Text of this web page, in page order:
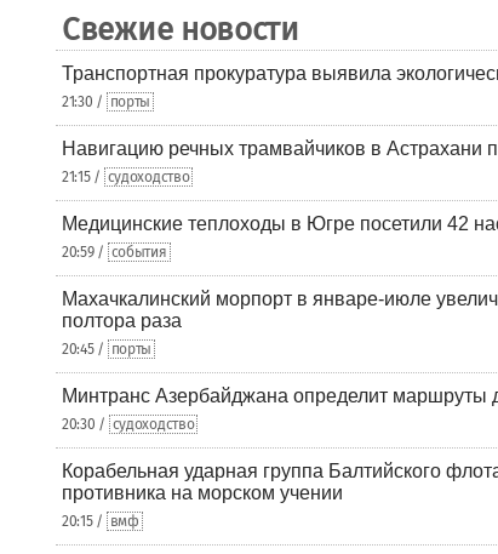
Свежие новости
Транспортная прокуратура выявила
21:30 / порты
Навигацию речных трамвайчиков в Астрахани
21:15 / судоходство
Медицинские теплоходы в Югре посетили 42
20:59 / события
Махачкалинский морпорт в январе-июле
полтора раза
20:45 / порты
Минтранс Азербайджана определит маршруты
20:30 / судоходство
Корабельная ударная группа Балтийского
противника на морском учении
20:15 / вмф